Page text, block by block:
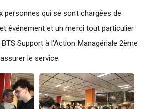
personnes qui se sont chargées de
événement et un merci tout particulier
Support à l'Action Managériale 2ème
le service.